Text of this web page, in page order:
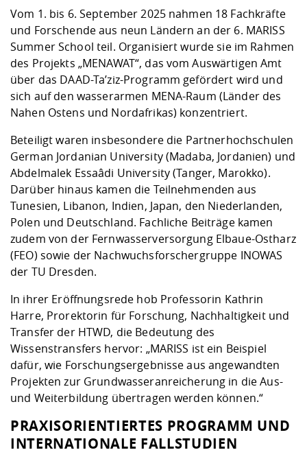
Vom 1. bis 6. September 2025 nahmen 18 Fachkräfte
und Forschende aus neun Ländern an der 6. MARISS
Summer School teil. Organisiert wurde sie im Rahmen
des Projekts „MENAWAT“, das vom Auswärtigen Amt
über das DAAD-Ta’ziz-Programm gefördert wird und
sich auf den wasserarmen MENA-Raum (Länder des
Nahen Ostens und Nordafrikas) konzentriert.
Beteiligt waren insbesondere die Partnerhochschulen
German Jordanian University (Madaba, Jordanien) und
Abdelmalek Essaâdi University (Tanger, Marokko).
Darüber hinaus kamen die Teilnehmenden aus
Tunesien, Libanon, Indien, Japan, den Niederlanden,
Polen und Deutschland. Fachliche Beiträge kamen
zudem von der Fernwasserversorgung Elbaue-Ostharz
(FEO) sowie der Nachwuchsforschergruppe INOWAS
der TU Dresden.
In ihrer Eröffnungsrede hob Professorin Kathrin
Harre, Prorektorin für Forschung, Nachhaltigkeit und
Transfer der HTWD, die Bedeutung des
Wissenstransfers hervor: „MARISS ist ein Beispiel
dafür, wie Forschungsergebnisse aus angewandten
Projekten zur Grundwasseranreicherung in die Aus-
und Weiterbildung übertragen werden können.“
PRAXISORIENTIERTES PROGRAMM UND
INTERNATIONALE FALLSTUDIEN